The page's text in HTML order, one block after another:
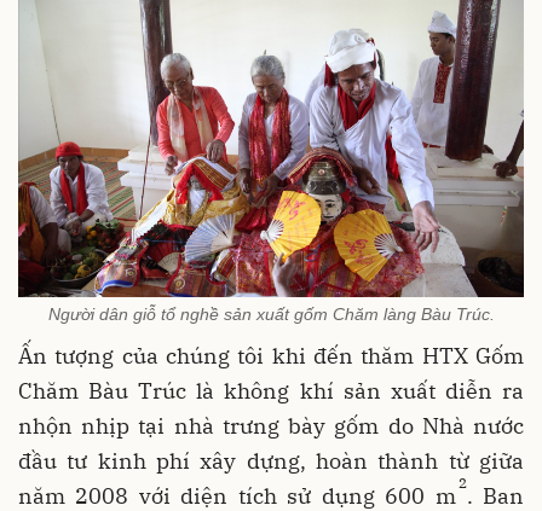
Người dân giỗ tổ nghề sản xuất gốm Chăm làng Bàu Trúc.
Ấn tượng của chúng tôi khi đến thăm HTX Gốm
Chăm Bàu Trúc là không khí sản xuất diễn ra
nhộn nhịp tại nhà trưng bày gốm do Nhà nước
đầu tư kinh phí xây dựng, hoàn thành từ giữa
năm 2008 với diện tích sử dụng 600 m2. Ban